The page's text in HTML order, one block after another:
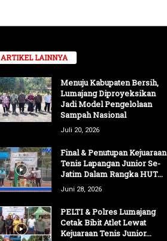
ARTIKEL LAINNYA
Menuju Kabupaten Bersih,
Lumajang Diproyeksikan
Jadi Model Pengelolaan
Sampah Nasional
Juli 20, 2026
Final & Penutupan Kejuaraan
Tenis Lapangan Junior Se-
Jatim Dalam Rangka HUT...
Juni 28, 2026
PELTI & Polres Lumajang
Cetak Bibit Atlet Lewat
Kejuaraan Tenis Junior...